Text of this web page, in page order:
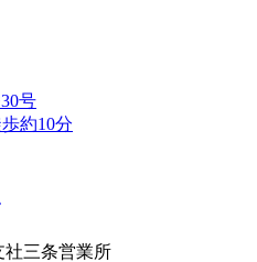
号
約10分
社三条営業所